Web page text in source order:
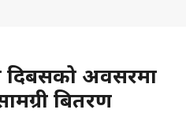
दिबसको अवसरमा
बितरण